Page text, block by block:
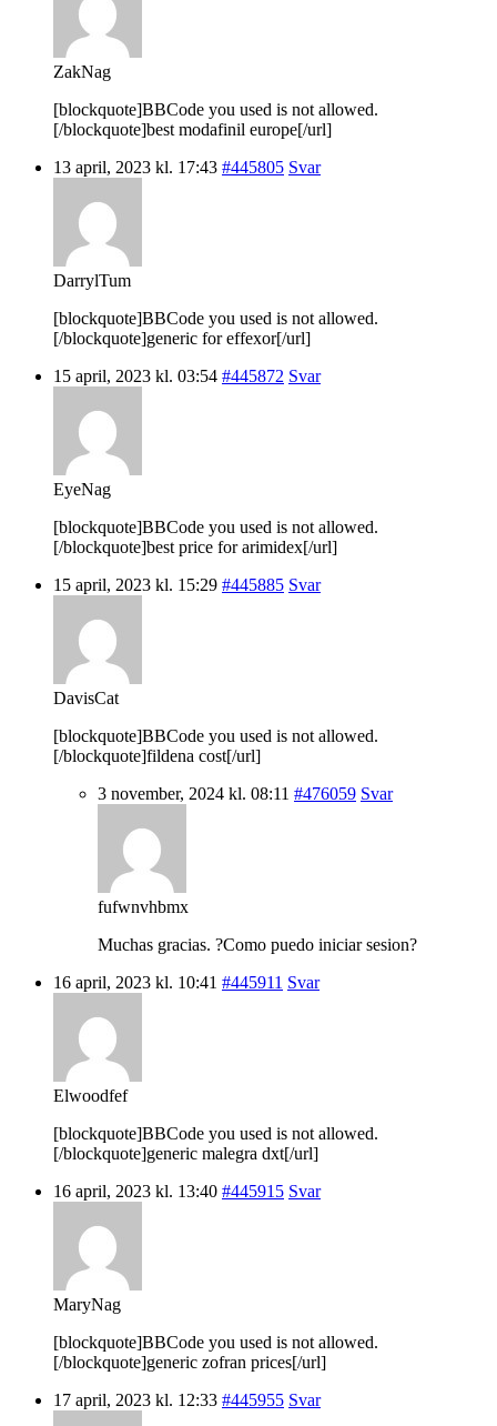
ZakNag
[blockquote]BBCode you used is not allowed.
[/blockquote]best modafinil europe[/url]
13 april, 2023 kl. 17:43 #445805 Svar
DarrylTum
[blockquote]BBCode you used is not allowed.
[/blockquote]generic for effexor[/url]
15 april, 2023 kl. 03:54 #445872 Svar
EyeNag
[blockquote]BBCode you used is not allowed.
[/blockquote]best price for arimidex[/url]
15 april, 2023 kl. 15:29 #445885 Svar
DavisCat
[blockquote]BBCode you used is not allowed.
[/blockquote]fildena cost[/url]
3 november, 2024 kl. 08:11 #476059 Svar
fufwnvhbmx
Muchas gracias. ?Como puedo iniciar sesion?
16 april, 2023 kl. 10:41 #445911 Svar
Elwoodfef
[blockquote]BBCode you used is not allowed.
[/blockquote]generic malegra dxt[/url]
16 april, 2023 kl. 13:40 #445915 Svar
MaryNag
[blockquote]BBCode you used is not allowed.
[/blockquote]generic zofran prices[/url]
17 april, 2023 kl. 12:33 #445955 Svar